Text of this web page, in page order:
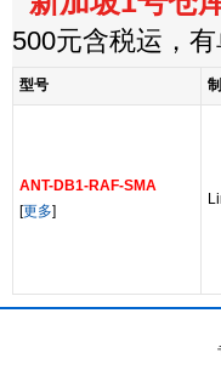
500元含税运，
型号
ANT-DB1-RAF-SMA
[更多]